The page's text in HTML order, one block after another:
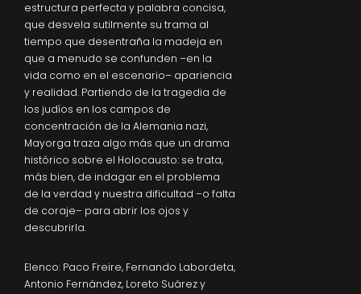
estructura perfecta y palabra concisa,
que desvela sutilmente su trama al
tiempo que desentraña la madeja en
que a menudo se confunden –en la
vida como en el escenario– apariencia
y realidad. Partiendo de la tragedia de
los judíos en los campos de
concentración de la Alemania nazi,
Mayorga traza algo más que un drama
histórico sobre el Holocausto: se trata,
más bien, de indagar en el problema
de la verdad y nuestra dificultad –o falta
de coraje– para abrir los ojos y
descubrirla.
Elenco: Paco Freire, Fernando Labordeta,
Antonio Fernández, Loreto Suárez y